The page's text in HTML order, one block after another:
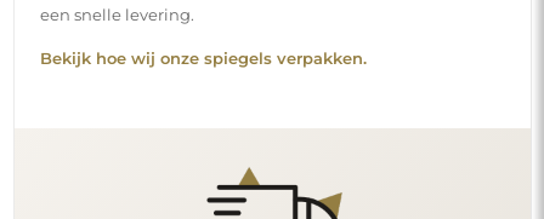
een snelle levering.
Bekijk hoe wij onze spiegels verpakken.